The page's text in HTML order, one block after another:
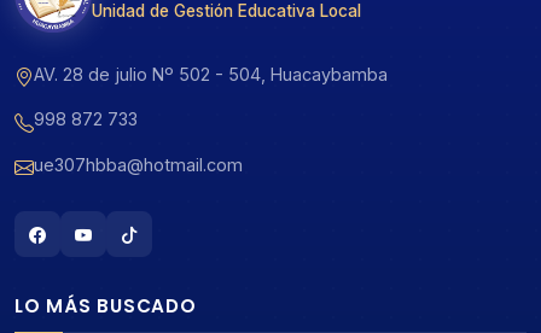
Unidad de Gestión Educativa Local
AV. 28 de julio Nº 502 - 504, Huacaybamba
998 872 733
ue307hbba@hotmail.com
LO MÁS BUSCADO